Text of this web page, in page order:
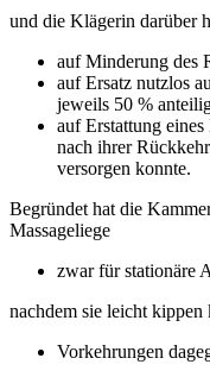
und die Klägerin darüber
auf Minderung des
auf Ersatz nutzlos
jeweils 50 %
auf Erstattung eines
nach ihrer
versorgen konnte.
Begründet hat die
Massageliege
zwar für stationäre
nachdem sie leicht kippen
Vorkehrungen